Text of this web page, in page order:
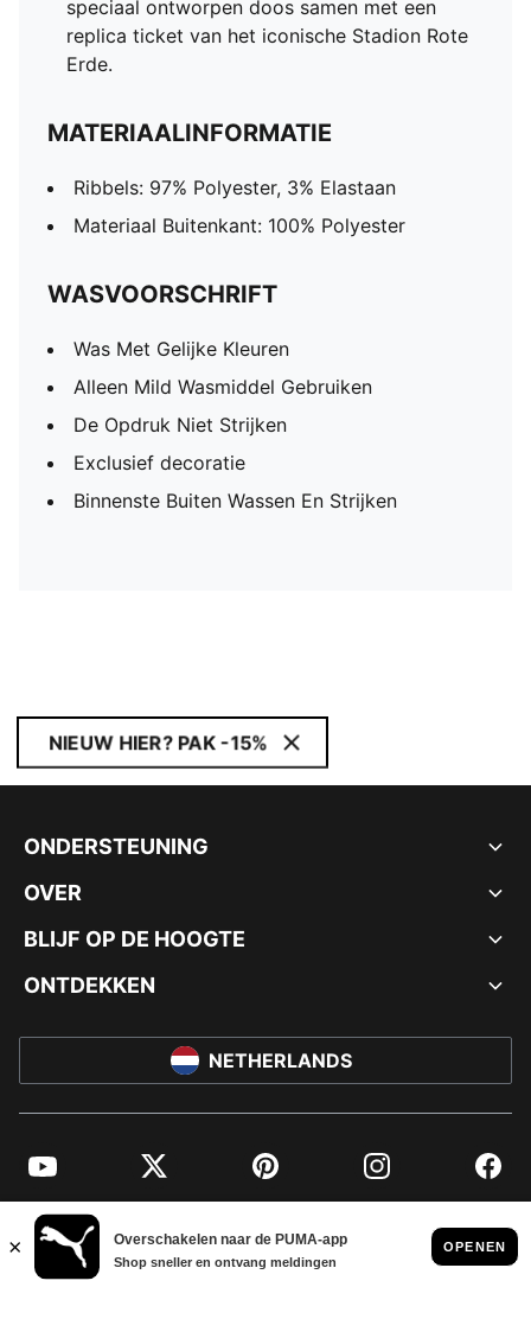
speciaal ontworpen doos samen met een
replica ticket van het iconische Stadion Rote
Erde.
MATERIAALINFORMATIE
Ribbels: 97% Polyester, 3% Elastaan
Materiaal Buitenkant: 100% Polyester
WASVOORSCHRIFT
Was Met Gelijke Kleuren
Alleen Mild Wasmiddel Gebruiken
De Opdruk Niet Strijken
Exclusief decoratie
Binnenste Buiten Wassen En Strijken
NIEUW HIER? PAK -15%
ONDERSTEUNING
OVER
BLIJF OP DE HOOGTE
ONTDEKKEN
NETHERLANDS
YouTube Twitter Pinterest Instagram
© PUMA EUROPE GMBH, 2026. ALLE RECHTEN VOORBEHOUDEN
BEDRIJFSGEGEVENS EN JURIDISCHE GEGEVENS